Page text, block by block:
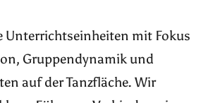
Unterrichtseinheiten mit Fokus
Gruppendynamik und
auf der Tanzfläche. Wir